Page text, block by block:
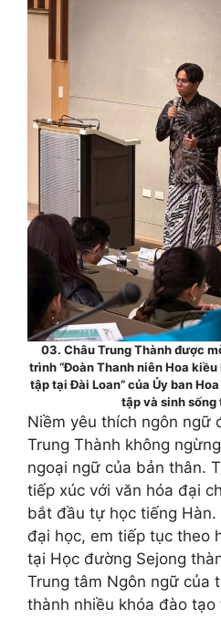
03. Châu Trung Thành được
trình “Đoàn Thanh niên Hoa
tập tại Đài Loan” của Ủy ban
tập và sinh sống
Niềm yêu thích ngôn ngữ
Trung Thành không
ngoại ngữ của bản thân.
tiếp xúc với văn hóa đại
bắt đầu tự học tiếng Hàn.
đại học, em tiếp tục theo
tại Học đường Sejong
Trung tâm Ngôn ngữ của
thành nhiều khóa đào